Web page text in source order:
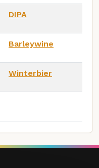
DIPA
Barleywine
Winterbier